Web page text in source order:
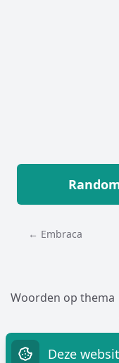
← Embraca
Woorden op thema
Woorden toevoegen